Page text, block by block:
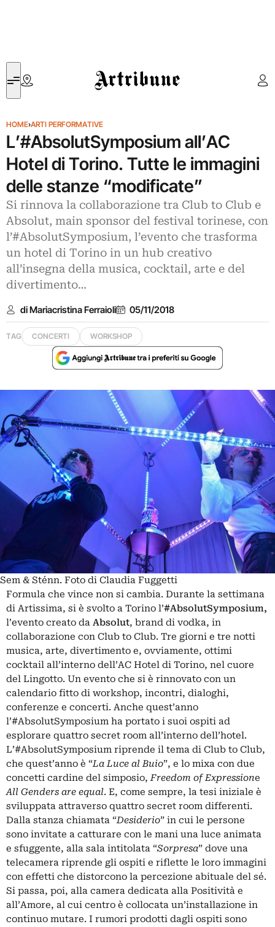
Artribune
HOME›ARTI PERFORMATIVE
L’#AbsolutSymposium all’AC
Hotel di Torino. Tutte le immagini
delle stanze “modificate”
Si rinnova la collaborazione tra Club to Club e
Absolut, main sponsor del festival torinese, con
l’#AbsolutSymposium, l’evento che trasforma
un hotel di Torino in un hub creativo
all’insegna della musica, cocktail, arte e del
divertimento…
di Mariacristina Ferraioli 05/11/2018
TAG CONCERTI WORKSHOP
Sem & Sténn. Foto di Claudia Fuggetti
Formula che vince non si cambia. Durante la settimana
di Artissima, si è svolto a Torino l’#AbsolutSymposium,
l’evento creato da Absolut, brand di vodka, in
collaborazione con Club to Club. Tre giorni e tre notti
musica, arte, divertimento e, ovviamente, ottimi
cocktail all’interno dell’AC Hotel di Torino, nel cuore
del Lingotto. Un evento che si è rinnovato con un
calendario fitto di workshop, incontri, dialoghi,
conferenze e concerti. Anche quest’anno
l’#AbsolutSymposium ha portato i suoi ospiti ad
esplorare quattro secret room all’interno dell’hotel.
L’#AbsolutSymposium riprende il tema di Club to Club,
che quest’anno è “La Luce al Buio”, e lo mixa con due
concetti cardine del simposio,Freedom of Expressione
All Genders are equal. E, come sempre, la tesi iniziale è
sviluppata attraverso quattro secret room differenti.
Dalla stanza chiamata “Desiderio” in cui le persone
sono invitate a catturare con le mani una luce animata
e sfuggente, alla sala intitolata “Sorpresa” dove una
telecamera riprende gli ospiti e riflette le loro immagini
con effetti che distorcono la percezione abituale del sé.
Si passa, poi, alla camera dedicata alla Positività e
all’Amore, al cui centro è collocata un’installazione in
continuo mutare. I rumori prodotti dagli ospiti sono